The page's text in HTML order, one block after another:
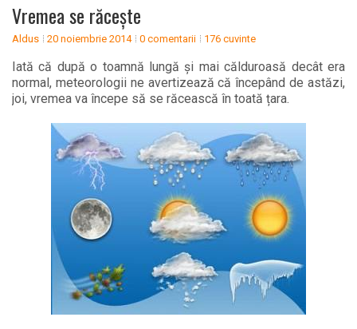
Vremea se răcește
Aldus 20 noiembrie 2014 0 comentarii 176 cuvinte
Iată că după o toamnă lungă și mai călduroasă decât era
normal, meteorologii ne avertizează că începând de astăzi,
joi, vremea va începe să se răcească în toată țara.